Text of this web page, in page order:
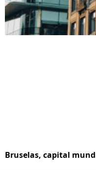
Bruselas, capital